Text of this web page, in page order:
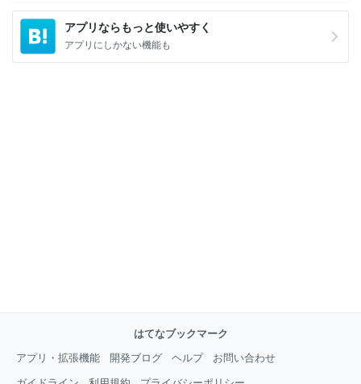
アプリならもっと使いやすく
アプリにしかない機能も
はてなブックマーク
アプリ・拡張機能
開発ブログ ヘルプ お問い合わせ